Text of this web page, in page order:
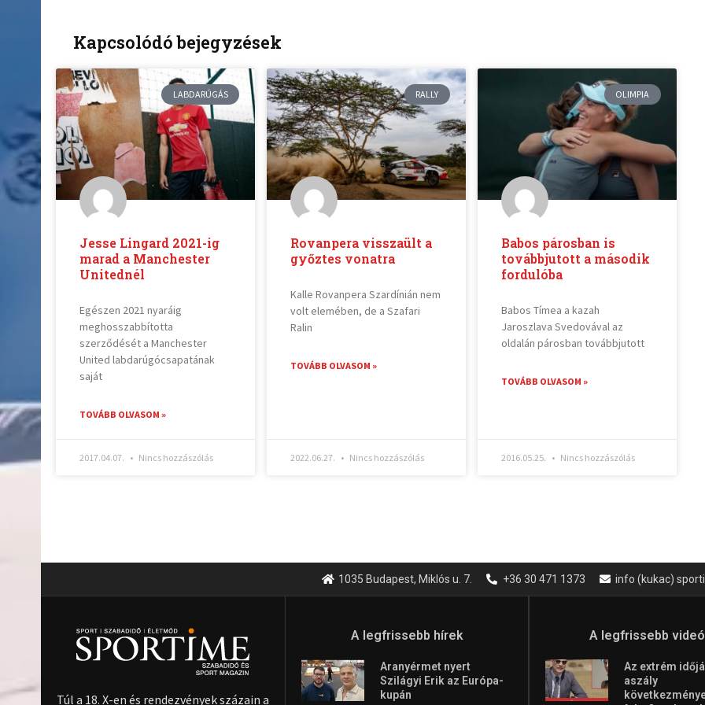
Kapcsolódó bejegyzések
LABDARÚGÁS
Jesse Lingard 2021-ig
marad a Manchester
Unitednél
Egészen 2021 nyaráig
meghosszabbította
szerződését a Manchester
United labdarúgócsapatának
saját
TOVÁBB OLVASOM »
2017.04.07. Nincs hozzászólás
RALLY
Rovanpera visszaült a
győztes vonatra
Kalle Rovanpera Szardínián nem
volt elemében, de a Szafari
Ralin
TOVÁBB OLVASOM »
2022.06.27. Nincs hozzászólás
OLIMPIA
Babos párosban is
továbbjutott a második
fordulóba
Babos Tímea a kazah
Jaroszlava Svedovával az
oldalán párosban továbbjutott
TOVÁBB OLVASOM »
2016.05.25. Nincs hozzászólás
1035 Budapest, Miklós u. 7. +36 30 471 1373 info (kukac)
Túl a 18. X-en és rendezvények százain a
A legfrissebb hírek
Aranyérmet nyert
Szilágyi Erik az Európa-
kupán
A legfrissebb
Az extrém
aszály